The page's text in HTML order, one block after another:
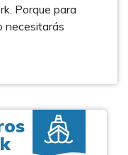
Porque para
necesitarás